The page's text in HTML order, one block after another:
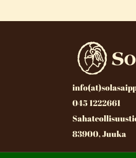
045 1222661
83900, Juuka